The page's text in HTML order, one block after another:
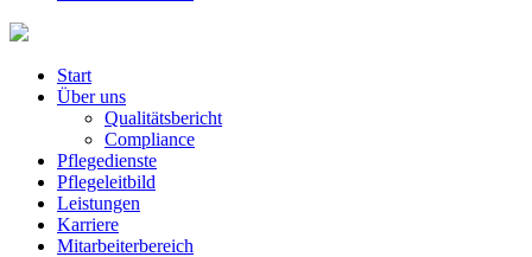
Start
Über uns
Qualitätsbericht
Compliance
Pflegedienste
Pflegeleitbild
Leistungen
Karriere
Mitarbeiterbereich